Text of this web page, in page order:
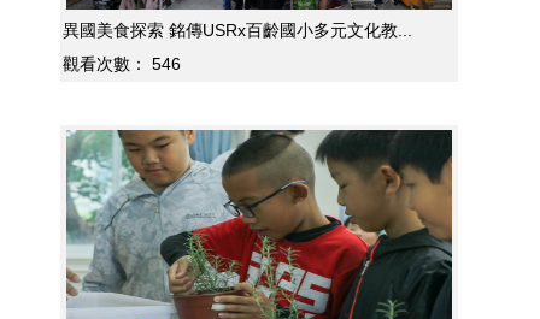
異國美食探索 銘傳USRx百齡國小多元文化教...
觀看次數：
546